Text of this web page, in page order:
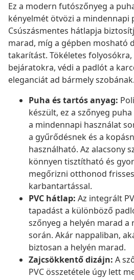
Ez a modern futószőnyeg a
kényelmét ötvözi a mindennapi
Csúszásmentes hátlapja
marad, míg a gépben mosható
takarítást. Tökéletes
bejáratokra, védi a padlót a
eleganciát ad bármely szobának.
Puha és tartós anyag:
készült, ez a szőnyeg
a mindennapi használat
a gyűrődésnek és a
használható. Az alacsony
könnyen tisztítható és
megőrizni otthonod
karbantartással.
PVC hátlap: Az integrált
tapadást a különböző
szőnyeg a helyén marad a
során. Akár nappaliban,
biztosan a helyén marad.
Zajcsökkentő dizájn: A
PVC összetétele úgy lett